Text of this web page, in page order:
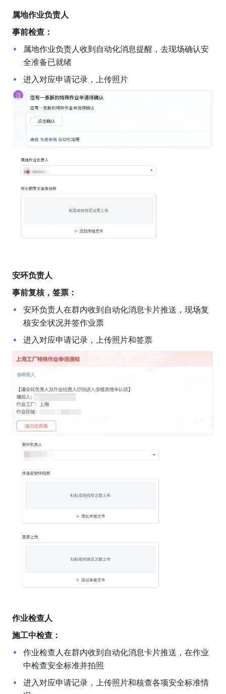
属地作业负责人
事前检查：
属地作业负责人收到自动化消息提醒，去现场确认安
全准备已就绪
进入对应申请记录，上传照片
安环负责人
事前复核，签票：
安环负责人在群内收到自动化消息卡片推送，现场复
核安全状况并签作业票
进入对应申请记录，上传照片和签票
作业检查人
施工中检查：
作业检查人在群内收到自动化消息卡片推送，在作业
中检查安全标准并拍照
进入对应申请记录，上传照片和核查各项安全标准情